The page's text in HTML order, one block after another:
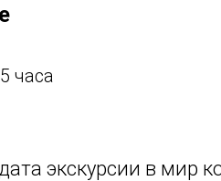
часа
экскурсии в мир